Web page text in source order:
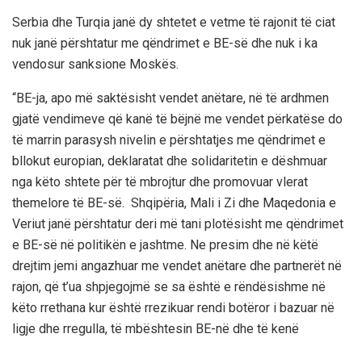
Serbia dhe Turqia janë dy shtetet e vetme të rajonit të ciat
nuk janë përshtatur me qëndrimet e BE-së dhe nuk i ka
vendosur sanksione Moskës.
“BE-ja, apo më saktësisht vendet anëtare, në të ardhmen
gjatë vendimeve që kanë të bëjnë me vendet përkatëse do
të marrin parasysh nivelin e përshtatjes me qëndrimet e
bllokut europian, deklaratat dhe solidaritetin e dëshmuar
nga këto shtete për të mbrojtur dhe promovuar vlerat
themelore të BE-së. Shqipëria, Mali i Zi dhe Maqedonia e
Veriut janë përshtatur deri më tani plotësisht me qëndrimet
e BE-së në politikën e jashtme. Ne presim dhe në këtë
drejtim jemi angazhuar me vendet anëtare dhe partnerët në
rajon, që t’ua shpjegojmë se sa është e rëndësishme në
këto rrethana kur është rrezikuar rendi botëror i bazuar në
ligje dhe rregulla, të mbështesin BE-në dhe të kenë